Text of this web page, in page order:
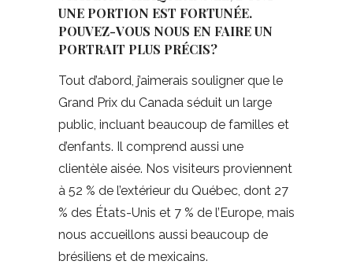
UNE PORTION EST FORTUNÉE.
POUVEZ-VOUS NOUS EN FAIRE UN
PORTRAIT PLUS PRÉCIS?
Tout d’abord, j’aimerais souligner que le
Grand Prix du Canada séduit un large
public, incluant beaucoup de familles et
d’enfants. Il comprend aussi une
clientèle aisée. Nos visiteurs proviennent
à 52 % de l’extérieur du Québec, dont 27
% des États-Unis et 7 % de l’Europe, mais
nous accueillons aussi beaucoup de
brésiliens et de mexicains.